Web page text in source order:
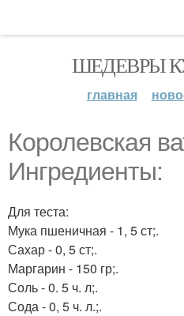
ШЕДЕВРЫ
главная
Королевская
Ингредиенты:
Для теста:
Мука пшеничная - 1, 5 ст;.
Сахар - 0, 5 ст;.
Маргарин - 150 гр;.
Соль - 0. 5 ч. л;.
Сода - 0, 5 ч. л.;.